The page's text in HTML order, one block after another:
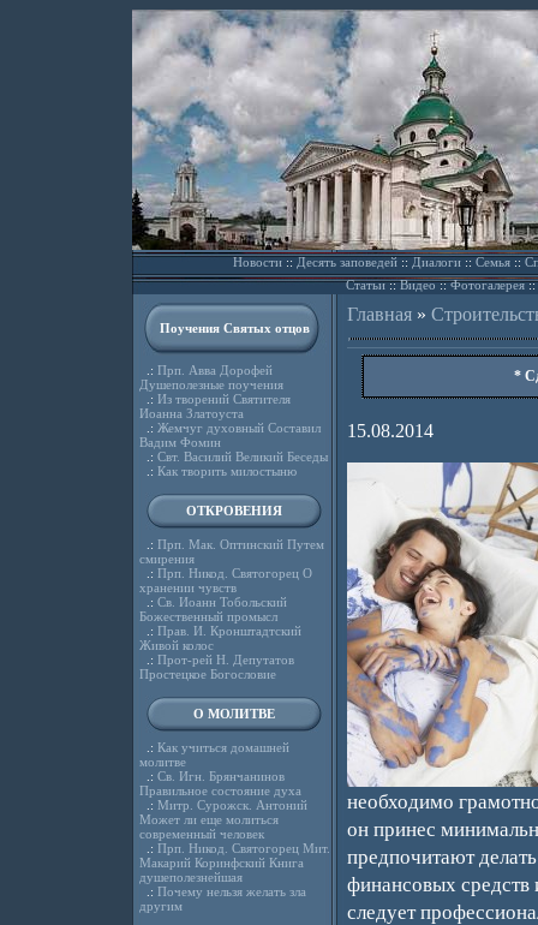
Новости::Десять заповедей::Диалоги::Семья::
Статьи::Видео ::Фотогалерея::
Поучения Святых отцов
.: Прп. Авва Дорофей
Душеполезные поучения
.: Из творений Святителя
Иоанна Златоуста
.: Жемчуг духовный Составил
Вадим Фомин
.: Свт. Василий Великий Беседы
.: Как творить милостыню
ОТКРОВЕНИЯ
.: Прп. Мак. Оптинский Путем
смирения
.: Прп. Никод. Святогорец О
хранении чувств
.: Св. Иоанн Тобольский
Божественный промысл
.: Прав. И. Кронштадтский
Живой колос
.: Прот-рей Н. Депутатов
Простецкое Богословие
О МОЛИТВЕ
.: Как учиться домашней
молитве
.: Св. Игн. Брянчанинов
Правильное состояние духа
.: Митр. Сурожск. Антоний
Может ли еще молиться
современный человек
.: Прп. Никод. Святогорец Мит.
Макарий Коринфский Книга
душеполезнейшая
.: Почему нельзя желать зла
другим
Главная»
*
15.08.2014
необходимо
он принес
предпочитают
финансовых средств
следует